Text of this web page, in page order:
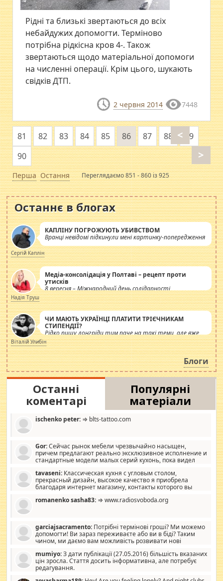
Рідні та близькі звертаються до всіх
небайдужих допомогти. Терміново
потрібна рідкісна кров 4-. Також
звертаються щодо матеріальної допомоги
на численні операції. Крім цього, шукають
свідків ДТП.
2 червня 2014 7448
Перша
<
81 82 83 84 85 86 87 88
89
90
>
Остання Переглядаємо 851 - 860 із 925
Останнє в блогах
КАПЛІНУ ПОГРОЖУЮТЬ УБИВСТВОМ
Вранці невідомі підкинули мені картинку-попередження
Сергій Каплін
Медіа-консолідація у Полтаві – рецепт проти
утисків
8 вересня – Міжнародний день солідарності
журналістів.
Надія Труш
ЧИ МАЮТЬ УКРАЇНЦІ ПЛАТИТИ ТРІЄЧНИКАМ
СТИПЕНДІЇ?
Рідко пишу лонгріди тим паче на такі теми, але вже
просто дістало! Обурюють сьогоднішні інсенуації
навколо стипендіального питання. Штучно
роздувається ще одна соціальна катастрофа.
Віталій Улибін
Блоги
Останні
коментарі
Популярні
матеріали
ischenko peter: ⇒ blts-tattoo.com
Gor:Сейчас рынок мебели чрезвычайно насыщен,
причем предлагают реально эксклюзивное исполнение и
стандартные модели малых серий кухонь, пока видел
стандартные формы, в MebelOk, креативненько и что главное -
со вкусом все в порядке, без ненужных наворотов удорожающих
мебель, а это не последний фактор.
tavaseni: Классическая кухня с угловым столом,
прекрасный дизайн, высокое качество я приобрела
благодаря интернет магазину, контакты которого вы
romanenko sasha83: ⇒ www.radiosvoboda.org
garciajsacramento: Потрібні термінові гроші? Ми можемо
допомогти! Ви зараз переживаєте або ви в біді? Таким
чином, ми даємо вам можливість розвивати нові
допомагати людям, які намагаються дати їм шанс. Кожен
заслуговує на другий шанс, і, оскільки влада не зможе, вони
повинні приймати від інших. Для нас нема багато суми, і зрілість
mumiyo:З дати публікації (27.05.2016) більшість вказаних
цін зросла. Стаття досить інформативна, але потребує
редагування.